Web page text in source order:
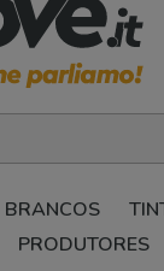
BRANCOS
PRODUTORES